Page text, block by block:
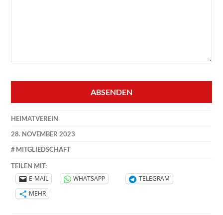
Your
ABSENDEN
HEIMATVEREIN
28. NOVEMBER 2023
MITGLIEDSCHAFT
TEILEN MIT:
E-MAIL WHATSAPP
TELEGRAM
MEHR